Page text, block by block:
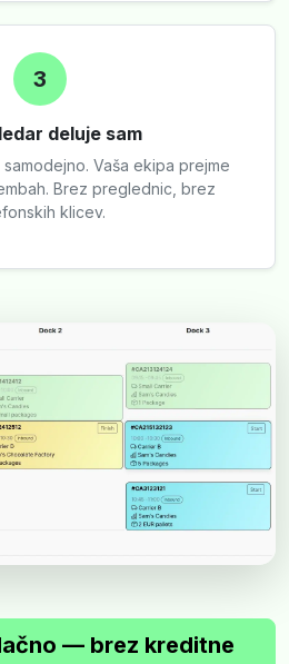
3
deluje sam
Vaša ekipa prejme
Brez preglednic, brez
klicev.
— brez kreditne